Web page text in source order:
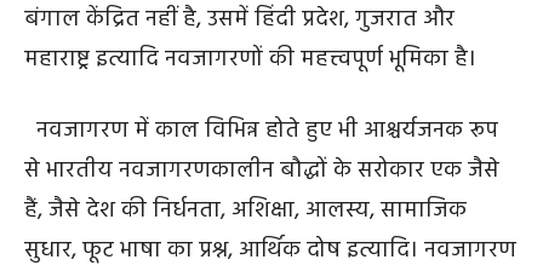
बंगाल केंद्रित नहीं है, उसमें हिंदी प्रदेश, गुजरात और
महाराष्ट्र इत्यादि नवजागरणों की महत्त्वपूर्ण भूमिका है।
नवजागरण में काल विभिन्न होते हुए भी आश्चर्यजनक रूप
से भारतीय नवजागरणकालीन बौद्धों के सरोकार एक जैसे
हैं, जैसे देश की निर्धनता, अशिक्षा, आलस्य, सामाजिक
सुधार, फूट भाषा का प्रश्न, आर्थिक दोष इत्यादि। नवजागरण